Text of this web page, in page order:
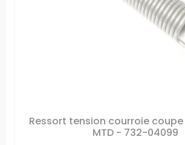
Ressort tension courroie
MTD - 732-04099